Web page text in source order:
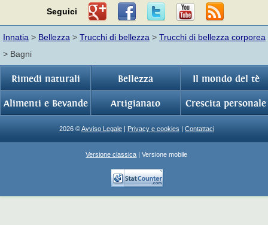
Seguici
Innatia > Bellezza > Trucchi di bellezza > Trucchi di bellezza corporea
> Bagni
Rimedi naturali Bellezza Il mondo del tè
Alimenti e Bevande Artigianato Crescita personale
2026 ©Avviso Legale | Privacy e cookies | Contattaci
Versione classica | Versione mobile